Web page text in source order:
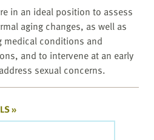
in an ideal position to assess
aging changes, as well as
medical conditions and
and to intervene at an early
sexual concerns.
»